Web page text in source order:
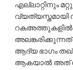
എല്ലാറ്റിനും
വ്യത്യസ്തമായി
റകഅത്തുകളില്‍
ആദ്യ ഭാഗം
ആകയാല്‍ അത്